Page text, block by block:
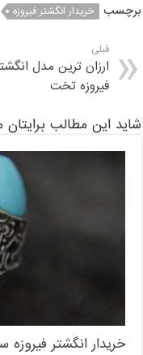
برچسب خریدار انگشتر فیروزه
قبلی
ارزان ترین مدل
فیروزه تخت
شاید این مطالب برایتان
خریدار انگشتر فیروزه